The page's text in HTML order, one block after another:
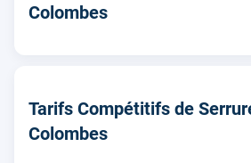
Colombes
Tarifs Compétitifs de
Colombes